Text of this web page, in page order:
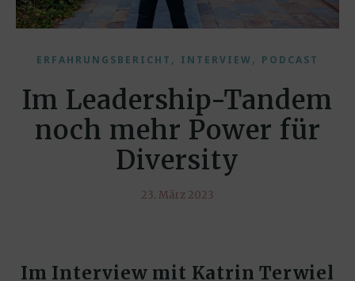
ERFAHRUNGSBERICHT , INTERVIEW , PODCAST
Im Leadership-Tandem
noch mehr Power für
Diversity
23. März 2023
Im Interview mit Katrin Terwiel